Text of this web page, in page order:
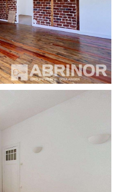
auxquels ce bien est
sur le site Géorisques :